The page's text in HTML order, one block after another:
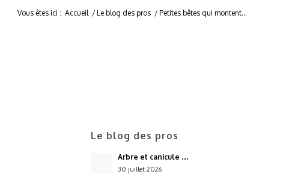
Vous êtes ici : Accueil / Le blog des pros / Petites bêtes qui montent…
Le blog des pros
Arbre et canicule …
30 juillet 2026